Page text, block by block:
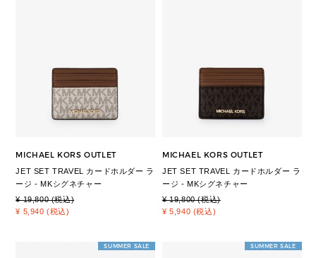
MICHAEL KORS OUTLET
JET SET TRAVEL カードホルダー ラ
ージ - MKシグネチャー
¥ 19,800 (税込)
¥ 5,940 (税込)
MICHAEL KORS OUTLET
JET SET TRAVEL カードホルダー ラ
ージ - MKシグネチャー
¥ 19,800 (税込)
¥ 5,940 (税込)
SUMMER SALE SUMMER SALE